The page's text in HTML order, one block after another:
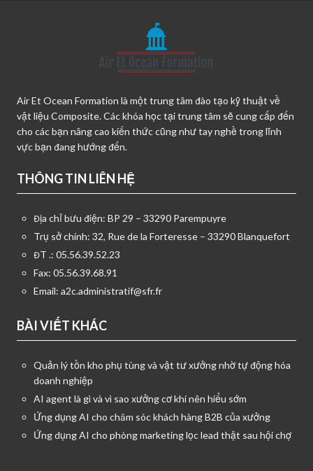
Air Et Ocean Formation là một trung tâm đào tạo kỹ thuật về
vật liệu Composite. Các khóa học tại trung tâm sẽ cung cấp đến
cho các bạn nâng cao kiến thức cũng như tay nghề trong lĩnh
vực bạn đang hướng đến.
THÔNG TIN LIÊN HỆ
Địa chỉ bưu điện: BP 29 – 33290 Parempuyre
Trụ sở chính: 32, Rue de la Forteresse – 33290 Blanquefort
ĐT .: 05.56.39.52.23
Fax: 05.56.39.68.91
Email: a2c.administratif@sfr.fr
BÀI VIẾT KHÁC
Quản lý tồn kho phụ tùng và vật tư xưởng nhờ tự động hóa
doanh nghiệp
AI agent là gì và vì sao xưởng cơ khí nên hiểu sớm
Ứng dụng AI cho chăm sóc khách hàng B2B của xưởng
Ứng dụng AI cho phòng marketing lọc lead thật sau hội chợ